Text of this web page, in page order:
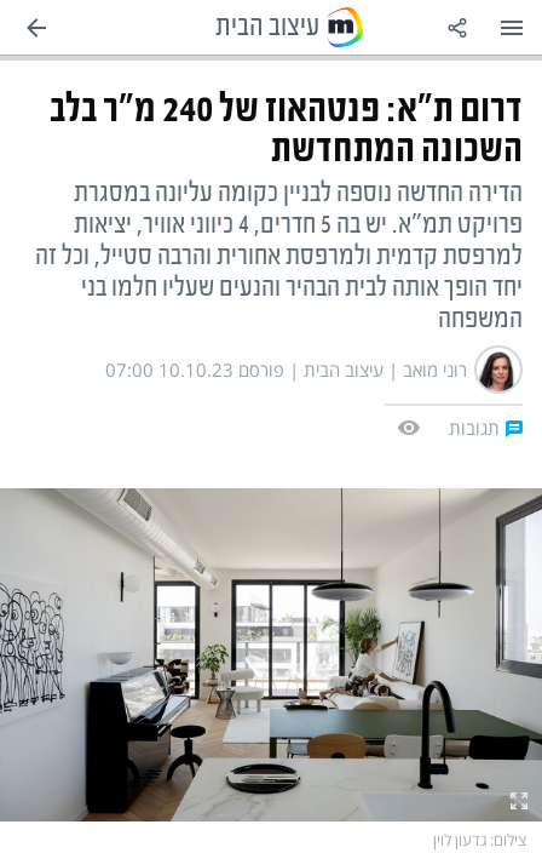
עיצוב הבית
דרום ת"א: פנטהאוז של 240 מ"ר בלב
השכונה המתחדשת
הדירה החדשה נוספה לבניין כקומה עליונה במסגרת
פרויקט תמ"א. יש בה 5 חדרים, 4 כיווני אוויר, יציאות
למרפסת קדמית ולמרפסת אחורית והרבה סטייל, וכל זה
יחד הופך אותה לבית הבהיר והנעים שעליו חלמו בני
המשפחה
רוני מואב | עיצוב הבית | פורסם 07:00 10.10.23
תגובות
צילום : גדעון לוין
מדורים
N12
צבא וביטחון
פלילים+
mako היטליסט
תרבות
אוכל
Fashion Forward
תכניות קשת
לוח שידורים
הרשמה לתכניות
המירוץ למיליון
הכוכב הבא
הזמר במסכה
נינג'ה ישראל
ארץ נהדרת
השותפים שלנו
אוויר לנשימה
אנשי הנגב
בדרך לתואר
לצאת מהאוטומט
מגזין XTRA
מענק שעובד בשבילך
מצדיעים למילואים
עוד
לוח חופשות 2026-2025
זמני כניסת ויציאת שבת
מפת אתר
בואו לעבוד איתנו
פרטיות ותנאי שימוש
אודות מאקו
פרסום ממומן באתר
הגדרות
צור קשר
תנאי שימוש
מדיניות פרטיות